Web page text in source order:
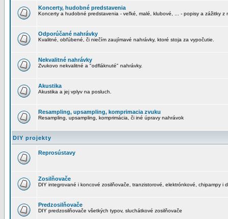
Koncerty, hudobné predstavenia
Koncerty a hudobné predstavenia - veľké, malé, klubové, ... - popisy a zážitky z
Odporúčané nahrávky
Kvalitné, obľúbené, či niečím zaujímavé nahrávky, ktoré stoja za vypočutie.
Nekvalitné nahrávky
Zvukovo nekvalitné a "odfláknuté" nahrávky.
Akustika
Akustika a jej vplyv na posluch.
Resampling, upsampling, komprimacia zvuku
Resampling, upsampling, komprimácia, či iné úpravy nahrávok
DIY projekty
Reprosústavy
Zosilňovače
DIY integrované i koncové zosilňovače, tranzistorové, elektrónkové, chipampy i
Predzosilňovače
DIY predzosilňovače všetkých typov, sluchátkové zosilňovače